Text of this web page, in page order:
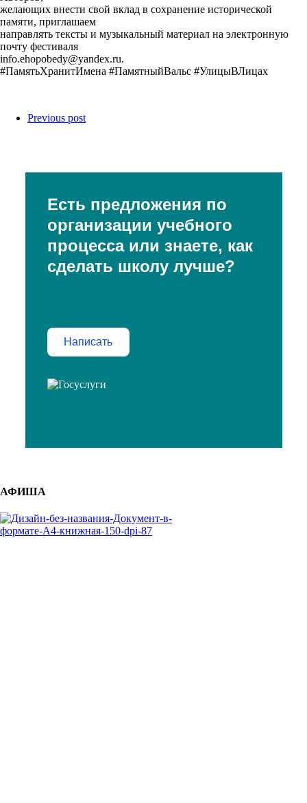
желающих внести свой вклад в сохранение исторической
памяти, приглашаем
направлять тексты и музыкальный материал на электронную
почту фестиваля
info.ehopobedy@yandex.ru.
#ПамятьХранитИмена #ПамятныйВальс #УлицыВЛицах
Previous post
Есть предложения по
организации учебного
процесса или знаете, как
сделать школу лучше?
Написать
АФИША